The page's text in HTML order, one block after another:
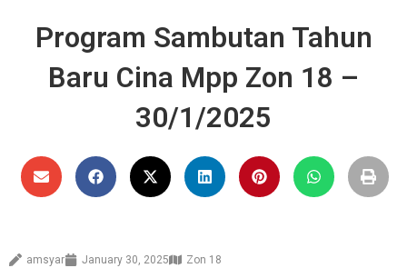
Program Sambutan Tahun
Baru Cina Mpp Zon 18 –
30/1/2025
amsyar January 30, 2025 Zon 18